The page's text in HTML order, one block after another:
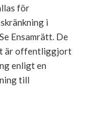
för
i
Ensamrätt. De
är offentliggjort
enligt en
till